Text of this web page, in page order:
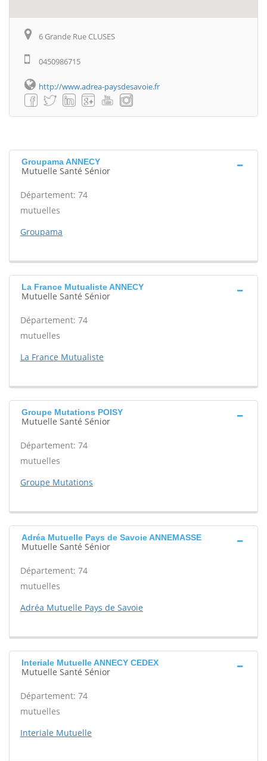
6 Grande Rue CLUSES
0450986715
http://www.adrea-paysdesavoie.fr
Groupama ANNECY
Mutuelle Santé Sénior
Département: 74
mutuelles
Groupama
La France Mutualiste ANNECY
Mutuelle Santé Sénior
Département: 74
mutuelles
La France Mutualiste
Groupe Mutations POISY
Mutuelle Santé Sénior
Département: 74
mutuelles
Groupe Mutations
Adréa Mutuelle Pays de Savoie ANNEMASSE
Mutuelle Santé Sénior
Département: 74
mutuelles
Adréa Mutuelle Pays de Savoie
Interiale Mutuelle ANNECY CEDEX
Mutuelle Santé Sénior
Département: 74
mutuelles
Interiale Mutuelle